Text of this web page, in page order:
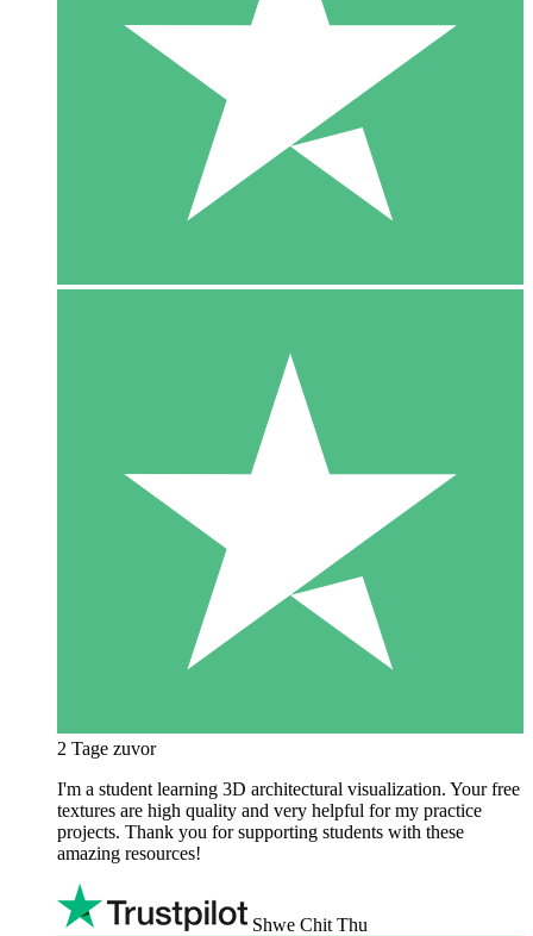
2 Tage zuvor
I'm a student learning 3D architectural visualization. Your free
textures are high quality and very helpful for my practice
projects. Thank you for supporting students with these
amazing resources!
Shwe Chit Thu